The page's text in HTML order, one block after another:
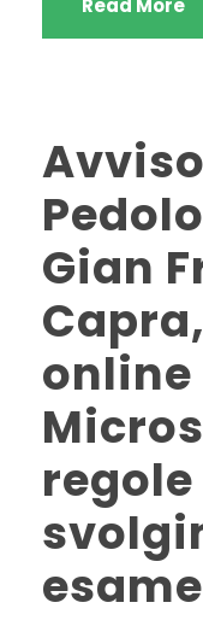
Read More
Gian
online
regole
esame